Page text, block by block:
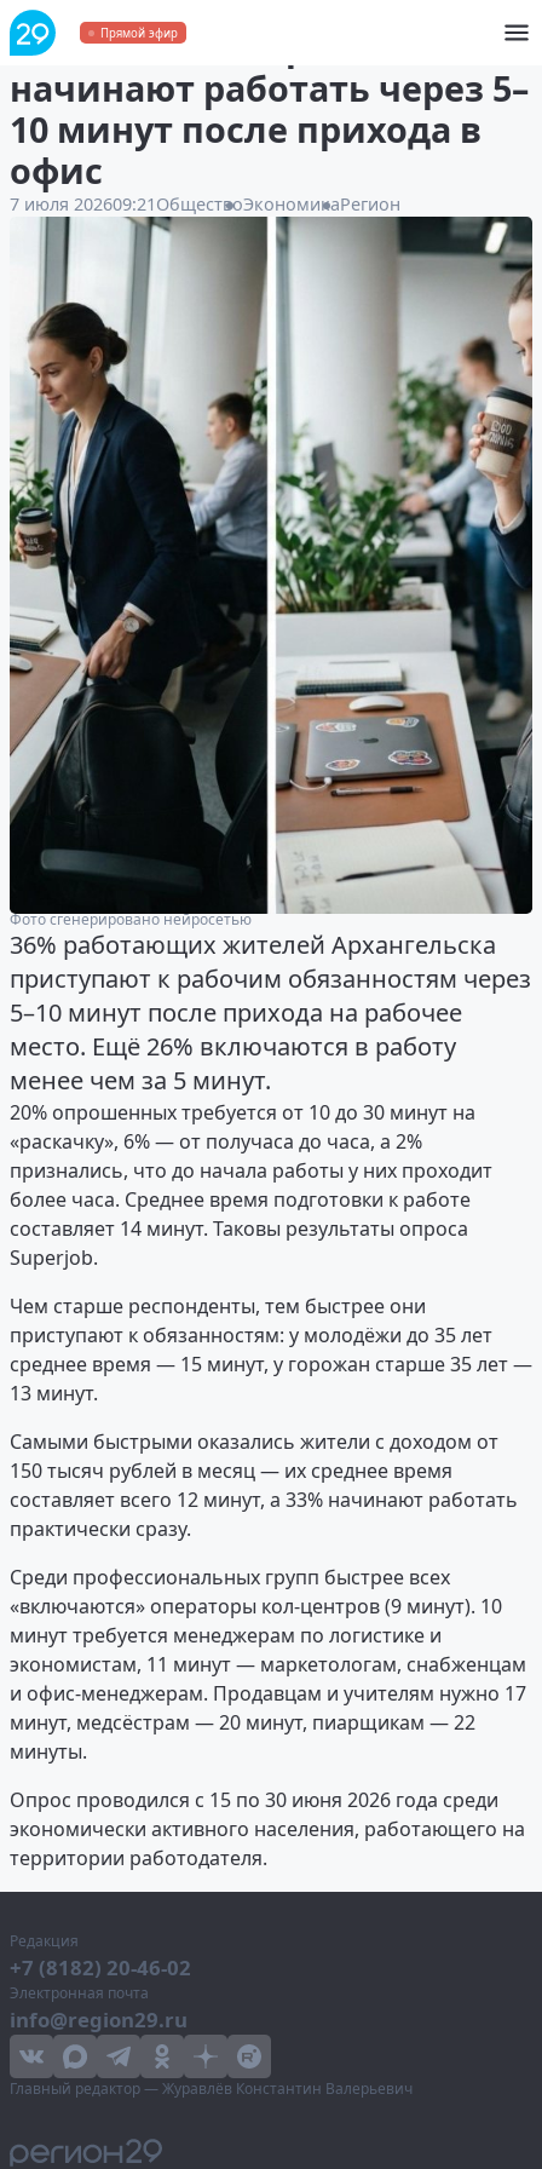
Прямой эфир
36% жителей Архангельска
начинают работать через 5–
10 минут после прихода в
офис
7 июля 202609:21 ОбществоЭкономикаРегион
Фото сгенерировано нейросетью
36% работающих жителей Архангельска
приступают к рабочим обязанностям через
5–10 минут после прихода на рабочее
место. Ещё 26% включаются в работу
менее чем за 5 минут.
20% опрошенных требуется от 10 до 30 минут на
«раскачку», 6% — от получаса до часа, а 2%
признались, что до начала работы у них проходит
более часа. Среднее время подготовки к работе
составляет 14 минут. Таковы результаты опроса
Superjob.
Чем старше респонденты, тем быстрее они
приступают к обязанностям: у молодёжи до 35 лет
среднее время — 15 минут, у горожан старше 35 лет —
13 минут.
Самыми быстрыми оказались жители с доходом от
150 тысяч рублей в месяц — их среднее время
составляет всего 12 минут, а 33% начинают работать
практически сразу.
Среди профессиональных групп быстрее всех
«включаются» операторы кол-центров (9 минут). 10
минут требуется менеджерам по логистике и
экономистам, 11 минут — маркетологам, снабженцам
и офис-менеджерам. Продавцам и учителям нужно 17
минут, медсёстрам — 20 минут, пиарщикам — 22
минуты.
Опрос проводился с 15 по 30 июня 2026 года среди
экономически активного населения, работающего на
территории работодателя.
Редакция
+7 (8182) 20-46-02
Электронная почта
info@region29.ru
Главный редактор — Журавлёв Константин Валерьевич